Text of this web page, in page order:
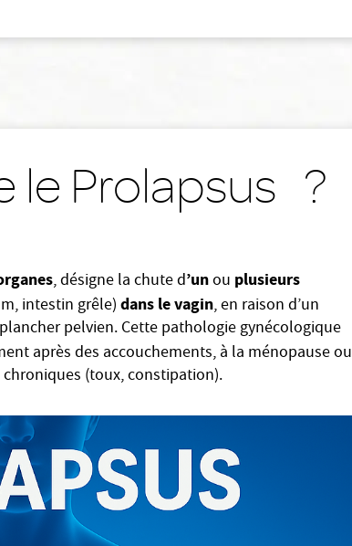
le Prolapsus ?
, désigne la chute d’unou plusieurs
intestin grêle) dans le vagin, en raison d’un
pelvien. Cette pathologie gynécologique
après des accouchements, à la ménopause ou
chroniques (toux, constipation).